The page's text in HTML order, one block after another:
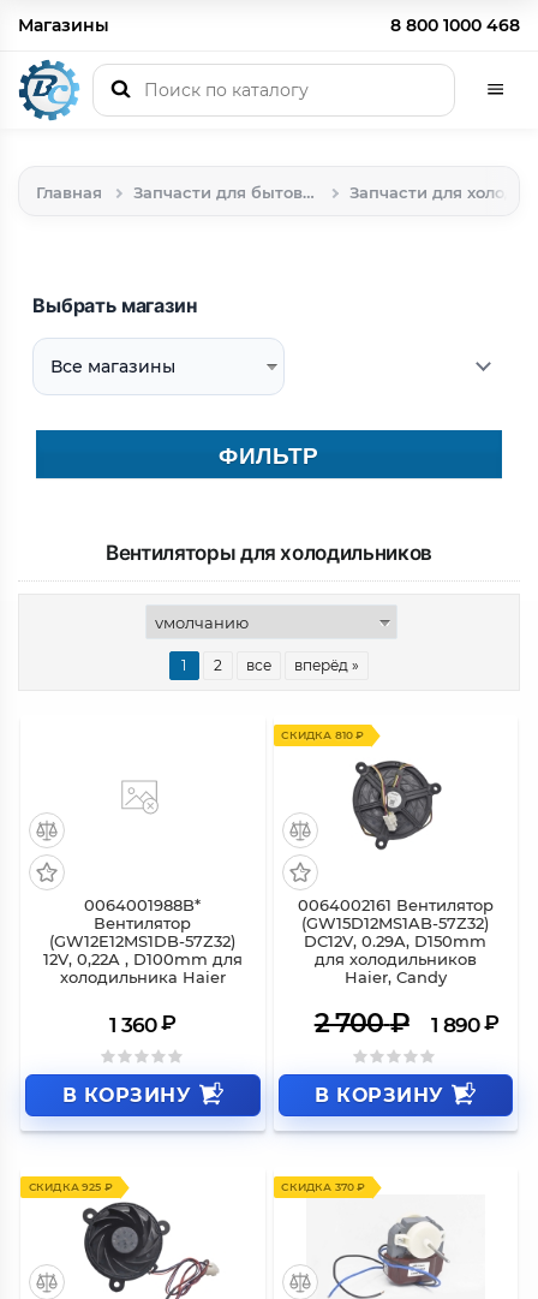
Магазины 8 800 1000 468
Главная Запчасти для бытовой техники
Выбрать магазин
ФИЛЬТР
Вентиляторы для холодильников
1 2 все вперёд »
0064001988B*
Вентилятор
(GW12E12MS1DB-57Z32)
12V, 0,22A , D100mm для
холодильника Haier
1 360 ₽
В КОРЗИНУ
0064002161 Вентилятор
(GW15D12MS1AB-57Z32)
DC12V, 0.29A, D150mm
для холодильников
Haier, Candy
2 700₽ 1 890 ₽
В КОРЗИНУ
СКИДКА 925 ₽